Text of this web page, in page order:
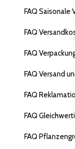
FAQ Saisonale
FAQ
FAQ
FAQ Versand
FAQ
FAQ
FAQ